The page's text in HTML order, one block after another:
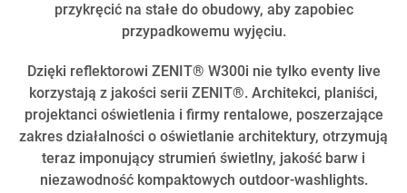
przykręcić na stałe do obudowy, aby zapobiec
przypadkowemu wyjęciu.
Dzięki reflektorowi ZENIT® W300i nie tylko eventy live
korzystają z jakości serii ZENIT®. Architekci, planiści,
projektanci oświetlenia i firmy rentalowe, poszerzające
zakres działalności o oświetlanie architektury, otrzymują
teraz imponujący strumień świetlny, jakość barw i
niezawodność kompaktowych outdoor-washlights.